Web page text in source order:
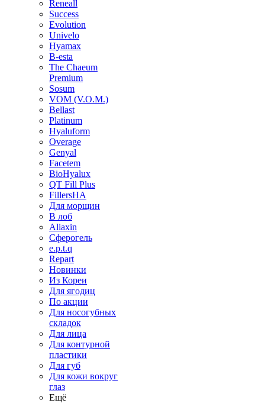
Reneall
Success
Evolution
Univelo
Hyamax
B-esta
The Chaeum
Premium
Sosum
VOM (V.O.M.)
Bellast
Platinum
Hyaluform
Overage
Genyal
Facetem
BioHyalux
QT Fill Plus
FillersHA
Для морщин
В лоб
Aliaxin
Сферогель
e.p.t.q
Repart
Новинки
Из Кореи
Для ягодиц
По акции
Для носогубных
складок
Для лица
Для контурной
пластики
Для губ
Для кожи вокруг
глаз
Ещё